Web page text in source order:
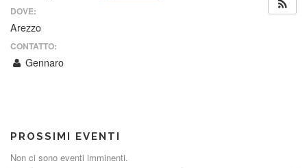
DOVE:
Arezzo
CONTATTO:
Gennaro
PROSSIMI EVENTI
Non ci sono eventi imminenti.